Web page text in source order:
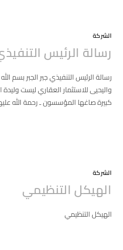
الشركة
رسالة الرئيس
رسالة الرئيس التنفيذي جبر الجبر بسم
واليحيى للاستثمار العقاري ليست
كبيرة صاغها المؤسسون ـ رحمة الله
الشركة
الهيكل التنظيمي
الهيكل التنظيمي